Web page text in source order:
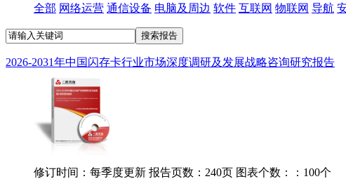
全部 网络运营 通信设备 电脑及周边 软件 互联网 物联网 导航
2026-2031年中国闪存卡行业市场深度调研及发展战略咨询研究报告
修订时间：每季度更新 报告页数：240页 图表个数：：100个